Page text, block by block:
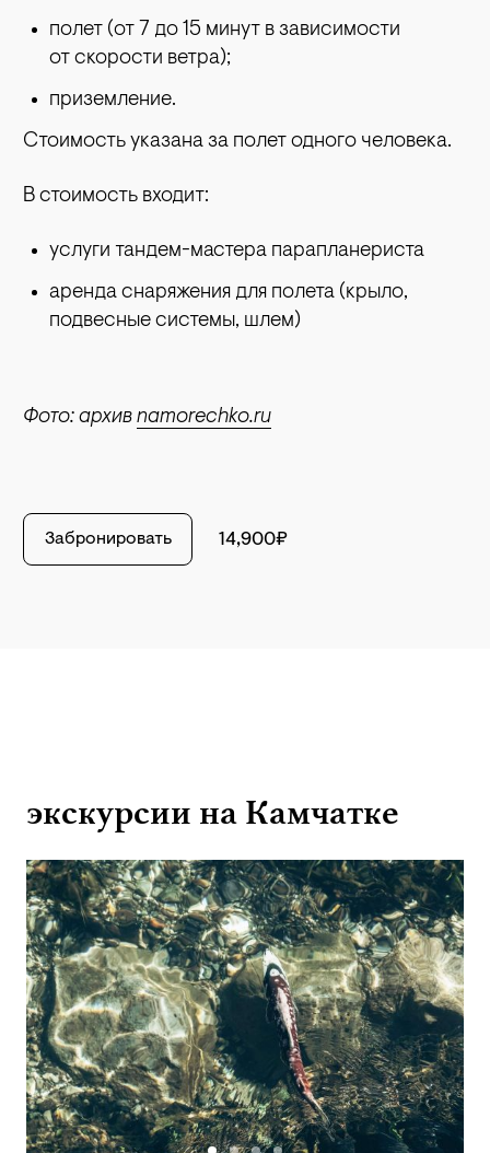
полет (от 7 до 15 минут в зависимости
от скорости ветра);
приземление.
Стоимость указана за полет одного человека.
В стоимость входит:
услуги тандем-мастера парапланериста
аренда снаряжения для полета (крыло,
подвесные системы, шлем)
Фото: архив namorechko.ru
Забронировать 14,900₽
экскурсии на Камчатке